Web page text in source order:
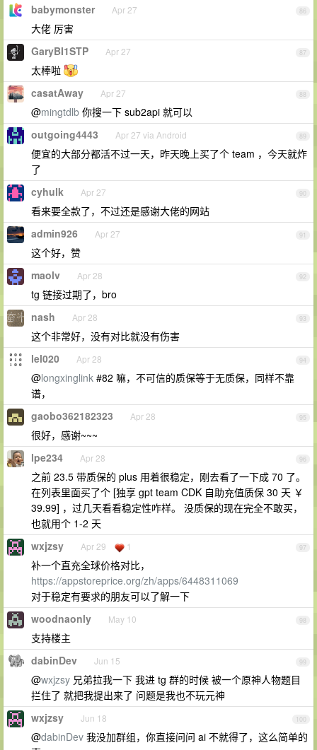
86
babymonster Apr 27
大佬 厉害
87
GaryBI1STP Apr 27
太棒啦
88
casatAway Apr 27
@mingtdlb 你搜一下 sub2api 就可以
89
outgoing4443 Apr 27 via Android
便宜的大部分都活不过一天，昨天晚上买了个 team ，今天就炸
了
90
cyhulk Apr 27
看来要全款了，不过还是感谢大佬的网站
91
admin926 Apr 27
这个好，赞
92
maolv Apr 28
tg 链接过期了，bro
93
nash Apr 28
这个非常好，没有对比就没有伤害
94
lel020 Apr 28
@longxinglink #82 嘛，不可信的质保等于无质保，同样不靠
谱，
95
gaobo362182323 Apr 28
很好，感谢~~~
96
lpe234 Apr 28
之前 23.5 带质保的 plus 用着很稳定，刚去看了一下成 70 了。
在列表里面买了个 [独享 gpt team CDK 自助充值质保 30 天 ￥
39.99] ，过几天看看稳定性咋样。 没质保的现在完全不敢买，
也就用个 1-2 天
97
wxjzsy Apr 29 1
补一个直充全球价格对比，
https://appstoreprice.org/zh/apps/6448311069
对于稳定有要求的朋友可以了解一下
98
woodnaonly May 10
支持楼主
99
dabinDev Jun 15
@wxjzsy 兄弟拉我一下 我进 tg 群的时候 被一个原神人物题目
拦住了 就把我提出来了 问题是我也不玩元神
100
wxjzsy Jun 18
@dabinDev 我没加群组，你直接问问 ai 不就得了，这么简单的